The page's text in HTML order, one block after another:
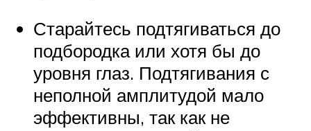
Старайтесь подтягиваться до
подбородка или хотя бы до
уровня глаз. Подтягивания с
неполной амплитудой мало
эффективны, так как не